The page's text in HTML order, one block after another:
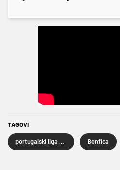
TAGOVI
Benfica